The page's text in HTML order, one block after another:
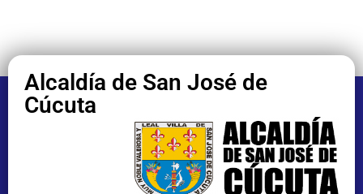
Alcaldía de San José de
Cúcuta